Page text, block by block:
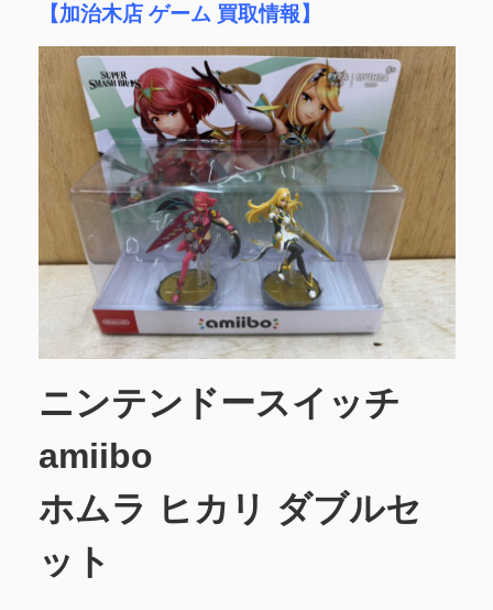
【加治木店 ゲーム 買取情報】
ニンテンドースイッチ
amiibo
ホムラ ヒカリ ダブルセ
ット